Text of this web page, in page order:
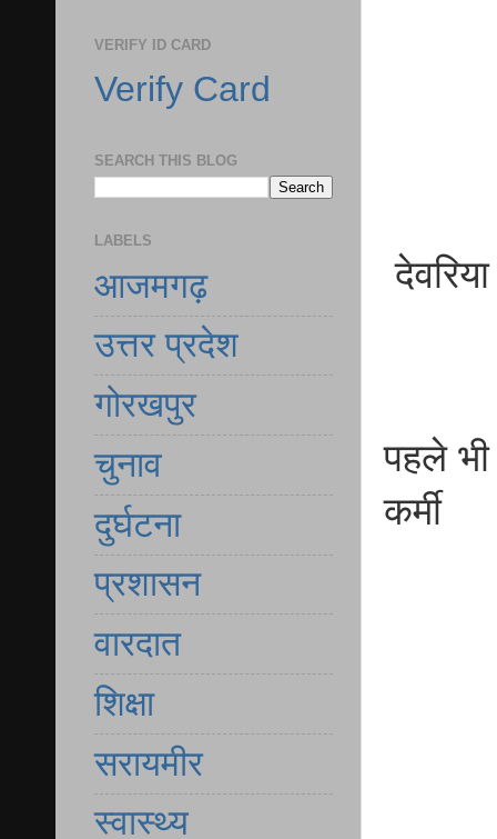
पहले
कर्मी
VERIFY ID CARD
Verify Card
SEARCH THIS BLOG
LABELS
आजमगढ़
उत्तर प्रदेश
गोरखपुर
चुनाव
दुर्घटना
प्रशासन
वारदात
शिक्षा
सरायमीर
स्वास्थ्य